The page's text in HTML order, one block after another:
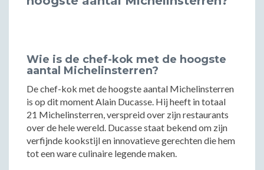
Wie is de chef-kok met de hoogste
aantal Michelinsterren?
De chef-kok met de hoogste aantal Michelinsterren
is op dit moment Alain Ducasse. Hij heeft in totaal
21 Michelinsterren, verspreid over zijn restaurants
over de hele wereld. Ducasse staat bekend om zijn
verfijnde kookstijl en innovatieve gerechten die hem
tot een ware culinaire legende maken.